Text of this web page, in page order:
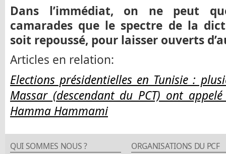
Dans l’immédiat, on ne peut
camarades que le spectre de la
soit repoussé, pour laisser ouverts
Articles en relation:
Elections présidentielles en Tunisie :
Massar (descendant du PCT) ont
Hamma Hammami
QUI SOMMES NOUS ? ORGANISATIONS DU PCF